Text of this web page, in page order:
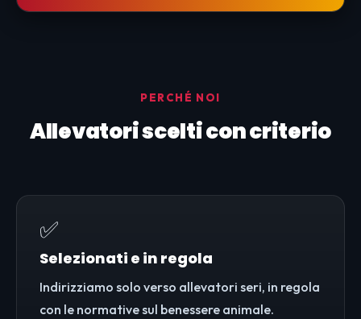
PERCHÉ NOI
Allevatori scelti con criterio
✅
Selezionati e in regola
Indirizziamo solo verso allevatori seri, in regola
con le normative sul benessere animale.